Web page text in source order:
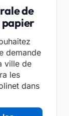
de
papier
demande
ville de
les
dans